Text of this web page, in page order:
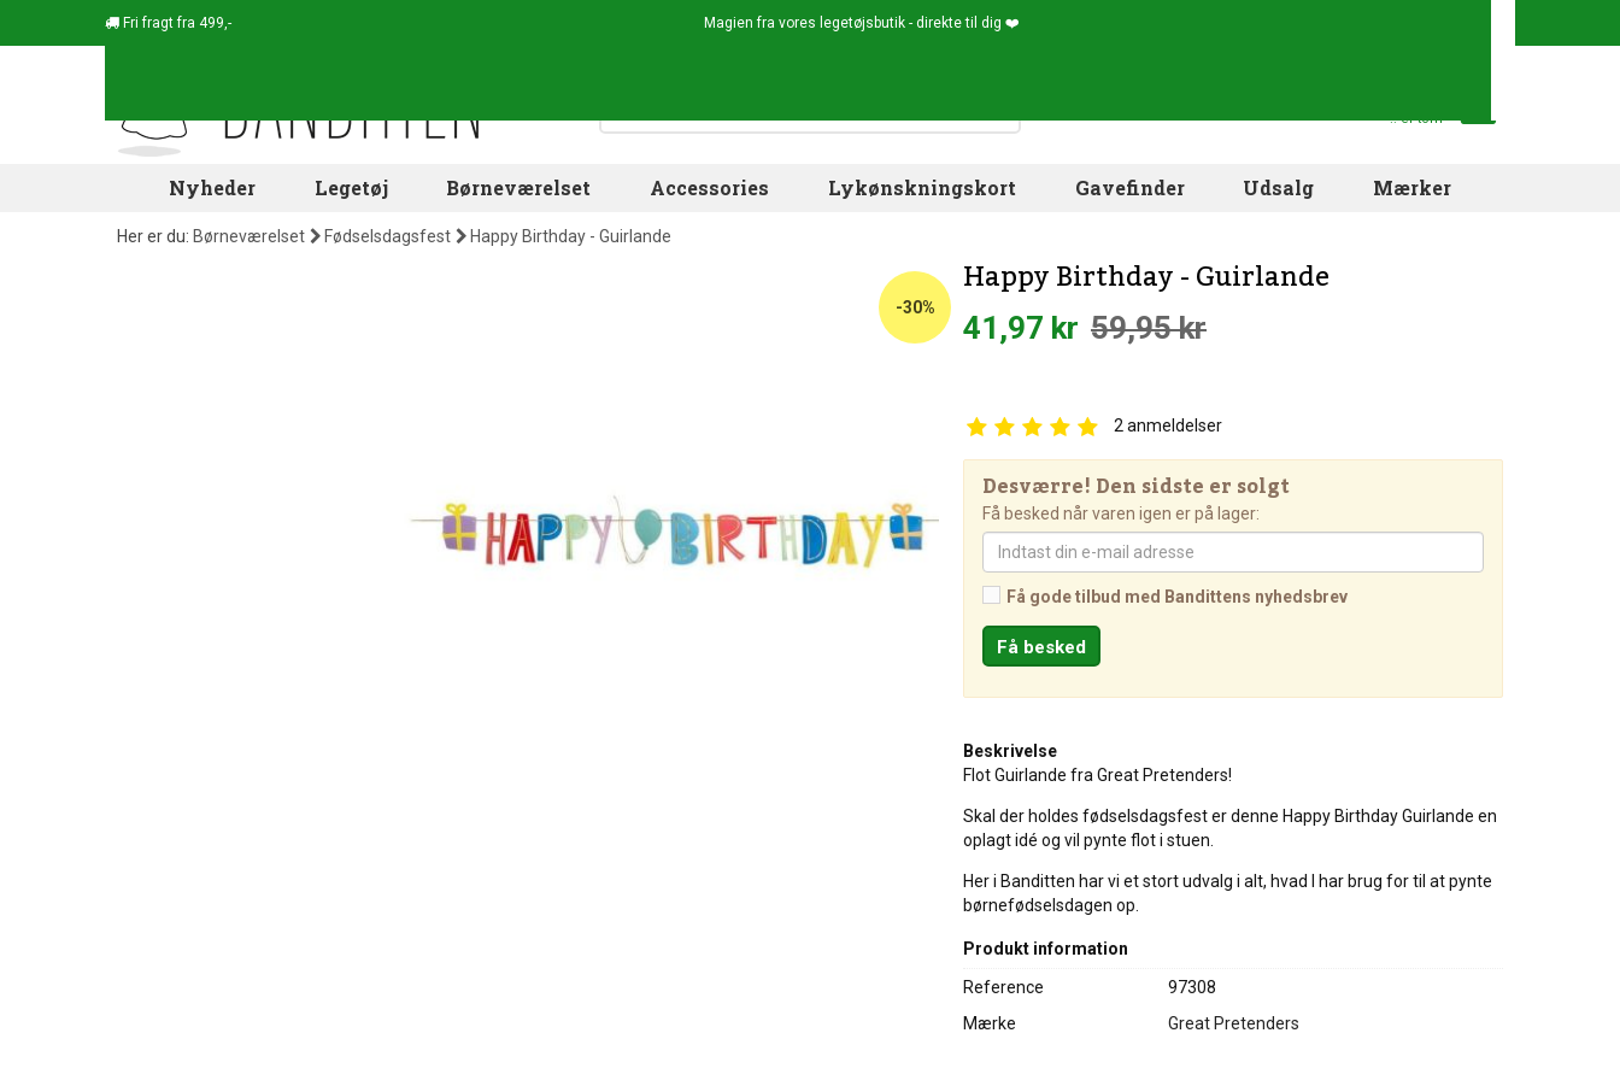
Fri fragt fra 499,- Magien fra vores legetøjsbutik - direkte til dig ❤️
.. er tom
Nyheder Legetøj Børneværelset Accessories Lykønskningskort Gavefinder Udsalg Mærker
Her er du: Børneværelset Fødselsdagsfest Happy Birthday - Guirlande
-30%
Happy Birthday - Guirlande
41,97 kr 59,95 kr
2 anmeldelser
Desværre! Den sidste er solgt
Få besked når varen igen er på lager:
Få gode tilbud med Bandittens nyhedsbrev
Beskrivelse
Flot Guirlande fra Great Pretenders!
Skal der holdes fødselsdagsfest er denne Happy Birthday Guirlande en
oplagt idé og vil pynte flot i stuen.
Her i Banditten har vi et stort udvalg i alt, hvad I har brug for til at pynte
børnefødselsdagen op.
Produkt information
Reference
97308
Mærke
Great Pretenders